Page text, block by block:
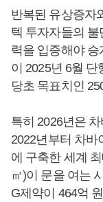
반복된 유상증자
텍 투자자들의
력을 입증해야
이 2025년 6월
당초 목표치인
특히 2026년은
2022년부터 차바
에 구축한 세계
㎡)이 문을 여는
G제약이 464억